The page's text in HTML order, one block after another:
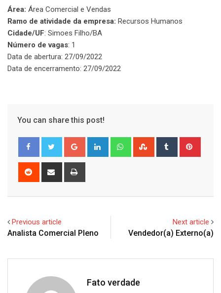
Área: Área Comercial e Vendas
Ramo de atividade da empresa: Recursos Humanos
Cidade/UF: Simoes Filho/BA
Número de vagas: 1
Data de abertura: 27/09/2022
Data de encerramento: 27/09/2022
You can share this post!
Google+ LinkedIn WhatsappStumbleUpon
Tumblr
Reddit
Share
Previous article
Analista Comercial Pleno
Next article
Vendedor(a) Externo(a)
Fato verdade